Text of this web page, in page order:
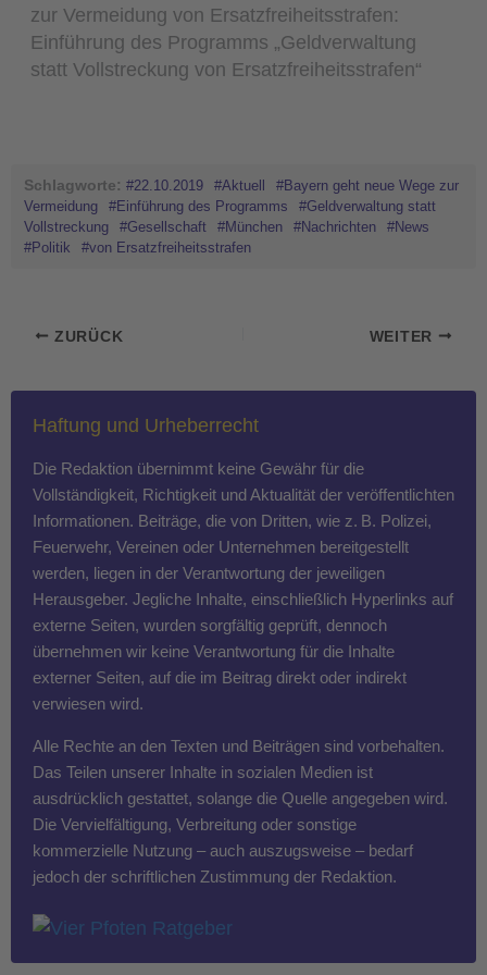
zur Vermeidung von Ersatzfreiheitsstrafen:
Einführung des Programms „Geldverwaltung
statt Vollstreckung von Ersatzfreiheitsstrafen“
Schlagworte: #22.10.2019 #Aktuell
#Bayern geht neue Wege zur
Vermeidung
#Einführung des Programms
#Geldverwaltung statt
Vollstreckung
#Gesellschaft #München #Nachrichten
#News
#Politik
#von Ersatzfreiheitsstrafen
ZURÜCK WEITER
Haftung und Urheberrecht
Die Redaktion übernimmt keine Gewähr für die
Vollständigkeit, Richtigkeit und Aktualität der veröffentlichten
Informationen. Beiträge, die von Dritten, wie z. B. Polizei,
Feuerwehr, Vereinen oder Unternehmen bereitgestellt
werden, liegen in der Verantwortung der jeweiligen
Herausgeber. Jegliche Inhalte, einschließlich Hyperlinks auf
externe Seiten, wurden sorgfältig geprüft, dennoch
übernehmen wir keine Verantwortung für die Inhalte
externer Seiten, auf die im Beitrag direkt oder indirekt
verwiesen wird.
Alle Rechte an den Texten und Beiträgen sind vorbehalten.
Das Teilen unserer Inhalte in sozialen Medien ist
ausdrücklich gestattet, solange die Quelle angegeben wird.
Die Vervielfältigung, Verbreitung oder sonstige
kommerzielle Nutzung – auch auszugsweise – bedarf
jedoch der schriftlichen Zustimmung der Redaktion.